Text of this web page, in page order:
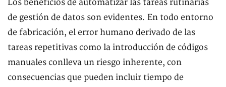
Los beneficios de automatizar las tareas rutinarias
de gestión de datos son evidentes. En todo entorno
de fabricación, el error humano derivado de las
tareas repetitivas como la introducción de códigos
manuales conlleva un riesgo inherente, con
consecuencias que pueden incluir tiempo de